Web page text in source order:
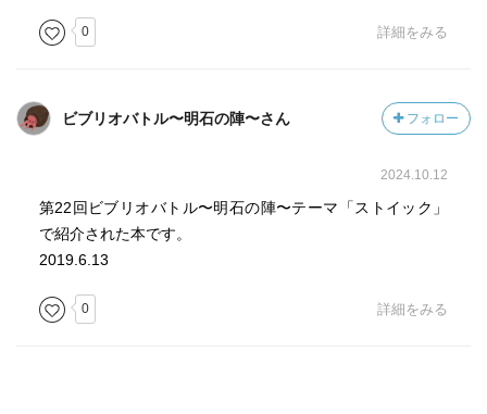
0 詳細をみる
ビブリオバトル〜明石の陣〜さん フォロー
2024.10.12
第22回ビブリオバトル〜明石の陣〜テーマ「ストイック」
で紹介された本です。
2019.6.13
0 詳細をみる